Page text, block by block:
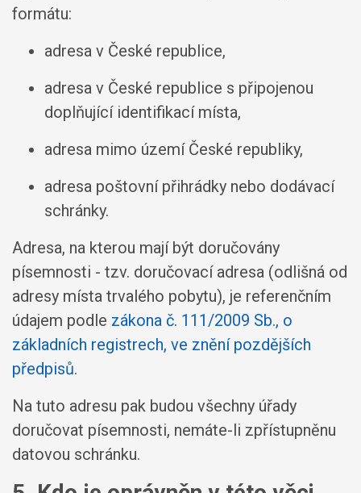
formátu:
adresa v České republice,
adresa v České republice s připojenou
doplňující identifikací místa,
adresa mimo území České republiky,
adresa poštovní přihrádky nebo dodávací
schránky.
Adresa, na kterou mají být doručovány
písemnosti - tzv. doručovací adresa (odlišná od
adresy místa trvalého pobytu), je referenčním
údajem podle zákona č. 111/2009 Sb., o
základních registrech, ve znění pozdějších
předpisů.
Na tuto adresu pak budou všechny úřady
doručovat písemnosti, nemáte-li zpřístupněnu
datovou schránku.